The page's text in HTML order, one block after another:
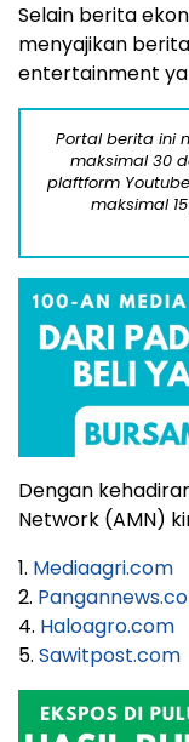
Selain berita
menyajikan
entertainment
Portal berita ini
maksimal 30
plaftform
maksimal
Dengan
Network (AMN)
1. Mediaagri.com
2.
4. Haloagro.com
5. Sawitpost.com